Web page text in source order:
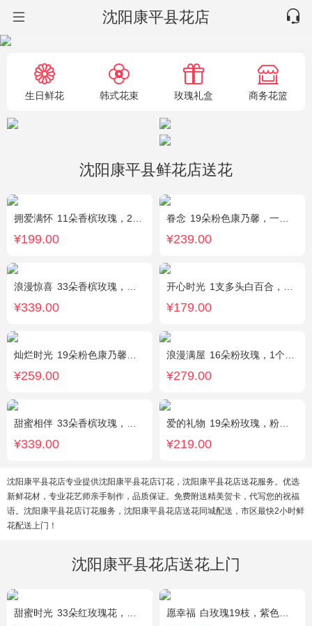
沈阳康平县花店
生日鲜花 韩式花束 玫瑰礼盒 商务花篮
沈阳康平县鲜花店送花
拥爱满怀 11朵香槟玫瑰，2支多头白百合，绿叶搭配
¥199.00
眷念 19朵粉色康乃馨，一条灯带，满天星、绿叶搭配
¥239.00
浪漫惊喜 33朵香槟玫瑰，白桔梗、尤加利间插
¥339.00
开心时光 1支多头白百合，3朵粉玫瑰，4朵康乃馨，桔梗、满天星、绿叶混搭
¥179.00
灿烂时光 19朵粉色康乃馨，2支多头粉百合，桔梗、黄莺搭配
¥259.00
浪漫满屋 16朵粉玫瑰，1个粉色绣球，3个乒乓菊，桔梗、绿叶搭配
¥279.00
甜蜜相伴 33朵香槟玫瑰，配花、绿叶搭配
¥339.00
爱的礼物 19朵粉玫瑰，粉色满天星搭配
¥219.00
沈阳康平县花店专业提供沈阳康平县花店订花，沈阳康平县花店送花服务。优选
新鲜花材，专业花艺师亲手制作，品质保证。免费附送精美贺卡，代写您的祝福
语。沈阳康平县花店订花服务，沈阳康平县花店送花同城配送，市区最快2小时鲜
花配送上门！
沈阳康平县花店送花上门
甜蜜时光 33朵红玫瑰花，外围相思梅配花，黑色饰条环绕 愿幸福 白玫瑰19枝，紫色勿忘我围绕。